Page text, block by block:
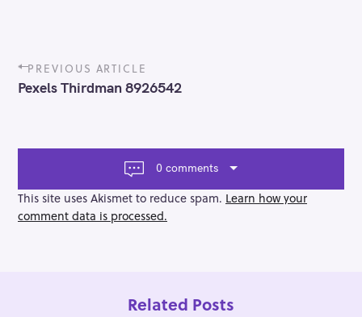
P
o
s
a
g
a
t
PREVIOUS ARTICLE
Pexels Thirdman 8926542
0 comments
This site uses Akismet to reduce spam. Learn how your
comment data is processed.
Related Posts